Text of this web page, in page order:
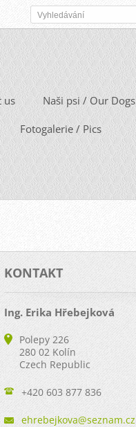
us Naši psi / Our Dogs
Fotogalerie / Pics
KONTAKT
Ing. Erika Hřebejková
Polepy 226
280 02 Kolín
Czech Republic
+420 603 877 836
ehrebejkova@seznam.cz